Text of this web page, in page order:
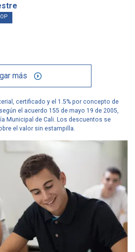
más
certificado y el 1.5% por concepto de
el acuerdo 155 de mayo 19 de 2005,
Municipal de Cali. Los descuentos se
el valor sin estampilla.